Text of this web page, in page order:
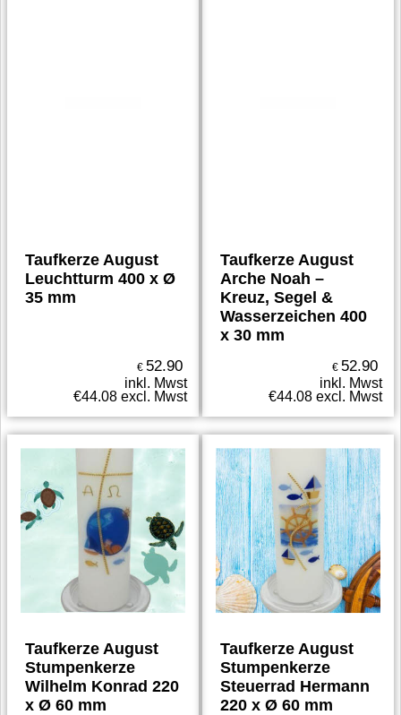
Taufkerze August
Leuchtturm 400 x Ø
35 mm
€ 52.90
inkl. Mwst
€44.08 excl. Mwst
Taufkerze August
Arche Noah –
Kreuz, Segel &
Wasserzeichen 400
x 30 mm
€ 52.90
inkl. Mwst
€44.08 excl. Mwst
Taufkerze August
Stumpenkerze
Wilhelm Konrad 220
x Ø 60 mm
Taufkerze August
Stumpenkerze
Steuerrad Hermann
220 x Ø 60 mm